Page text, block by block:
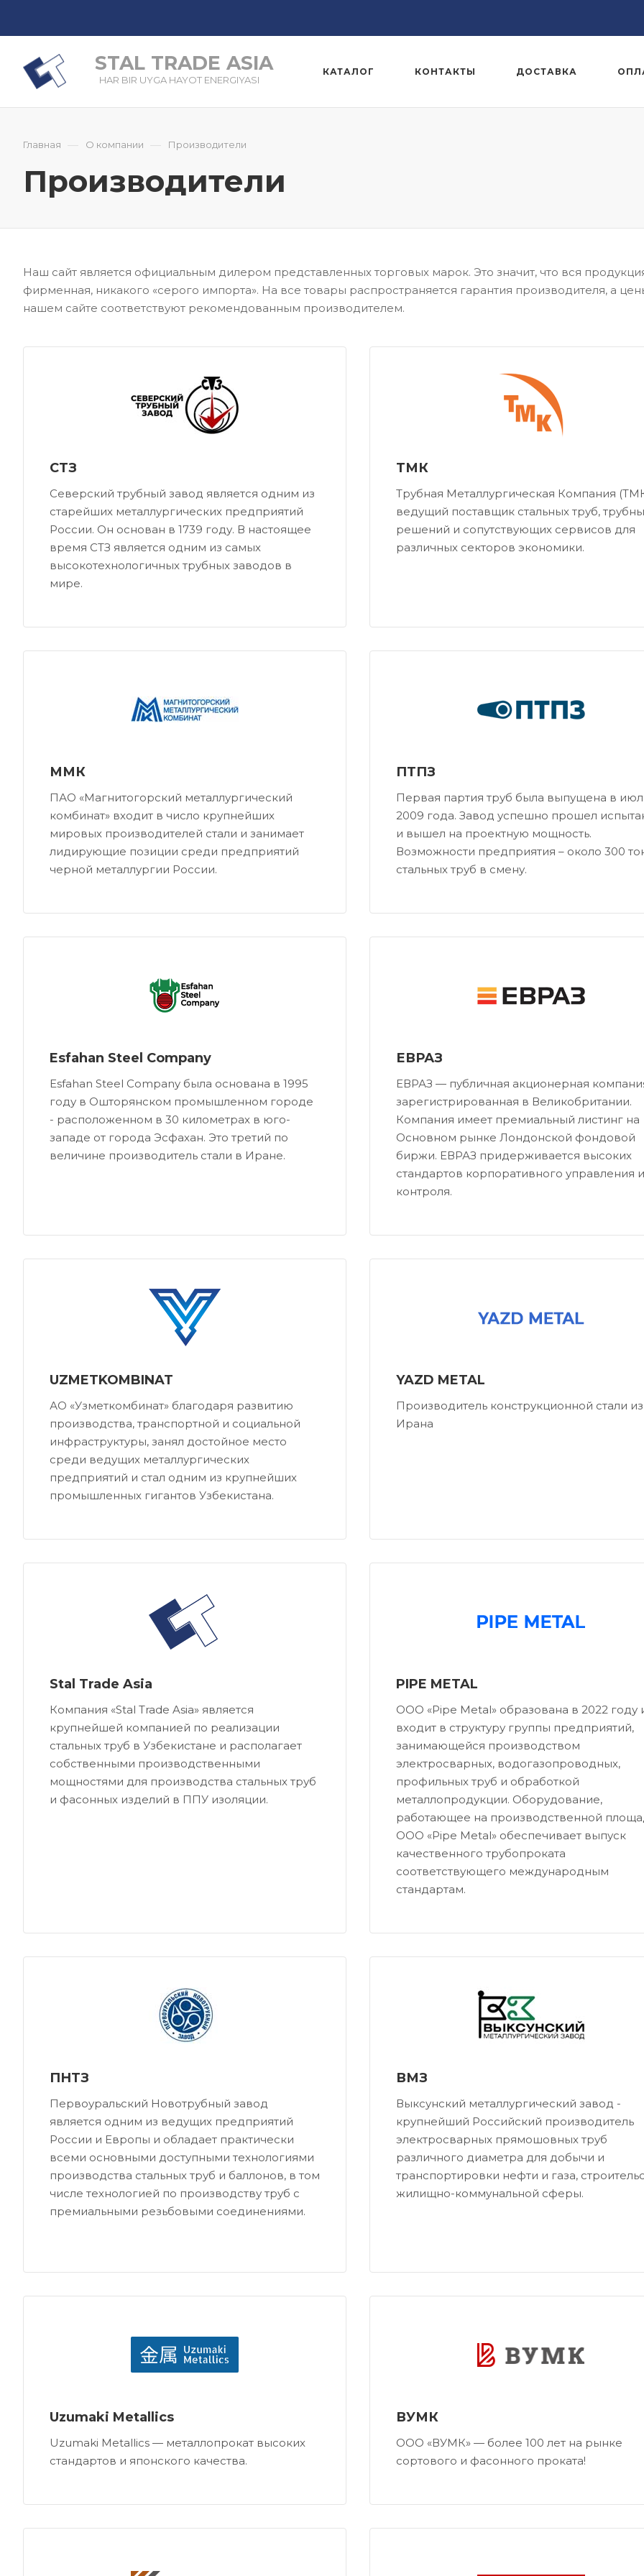
STAL TRADE ASIA
HAR BIR UYGA HAYOT ENERGIYASI
КАТАЛОГ КОНТАКТЫ ДОСТАВКА
Главная — О компании — Производители
Производители
Наш сайт является официальным дилером представленных торговых марок. Это значит, что вся
фирменная, никакого «серого импорта». На все товары распространяется гарантия производителя, а
нашем сайте соответствуют рекомендованным производителем.
СТЗ
Северский трубный завод является одним из
старейших металлургических предприятий
России. Он основан в 1739 году. В настоящее
время СТЗ является одним из самых
высокотехнологичных трубных заводов в
мире.
ТМК
Трубная Металлургическая Компания
ведущий поставщик стальных труб,
решений и сопутствующих сервисов для
различных секторов экономики.
ММК
ПАО «Магнитогорский металлургический
комбинат» входит в число крупнейших
мировых производителей стали и занимает
лидирующие позиции среди предприятий
черной металлургии России.
ПТПЗ
Первая партия труб была выпущена в
2009 года. Завод успешно прошел
и вышел на проектную мощность.
Возможности предприятия – около 300
стальных труб в смену.
Esfahan Steel Company
Esfahan Steel Company была основана в 1995
году в Ошторянском промышленном городе
- расположенном в 30 километрах в юго-
западе от города Эсфахан. Это третий по
величине производитель стали в Иране.
ЕВРАЗ
ЕВРАЗ — публичная акционерная
зарегистрированная в Великобритании.
Компания имеет премиальный листинг на
Основном рынке Лондонской фондовой
биржи. ЕВРАЗ придерживается высоких
стандартов корпоративного управления и
контроля.
UZMETKOMBINAT
АО «Узметкомбинат» благодаря развитию
производства, транспортной и социальной
инфраструктуры, занял достойное место
среди ведущих металлургических
предприятий и стал одним из крупнейших
промышленных гигантов Узбекистана.
YAZD METAL
Производитель конструкционной стали из
Ирана
Stal Trade Asia
Компания «Stal Trade Asia» является
крупнейшей компанией по реализации
стальных труб в Узбекистане и располагает
собственными производственными
мощностями для производства стальных труб
и фасонных изделий в ППУ изоляции.
PIPE METAL
ООО «Pipe Metal» образована в 2022 году
входит в структуру группы предприятий,
занимающейся производством
электросварных, водогазопроводных,
профильных труб и обработкой
металлопродукции. Оборудование,
работающее на производственной
OOO «Pipe Metal» обеспечивает выпуск
качественного трубопроката
соответствующего международным
стандартам.
ПНТЗ
Первоуральский Новотрубный завод
является одним из ведущих предприятий
России и Европы и обладает практически
всеми основными доступными технологиями
производства стальных труб и баллонов, в том
числе технологией по производству труб с
премиальными резьбовыми соединениями.
ВМЗ
Выкcунский металлургический завод -
крупнейший Российский производитель
электросварных прямошовных труб
различного диаметра для добычи и
транспортировки нефти и газа,
жилищно-коммунальной сферы.
Uzumaki Metallics
Uzumaki Metallics — металлопрокат высоких
стандартов и японского качества.
ВУМК
ООО «ВУМК» — более 100 лет на рынке
сортового и фасонного проката!